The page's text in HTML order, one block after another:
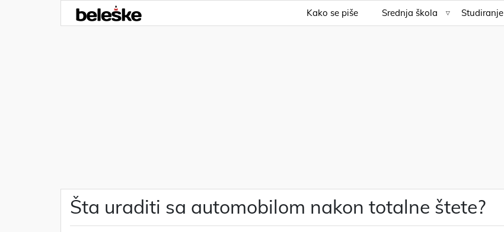
Kako se piše Srednja škola Studiranje
Šta uraditi sa automobilom nakon totalne štete?